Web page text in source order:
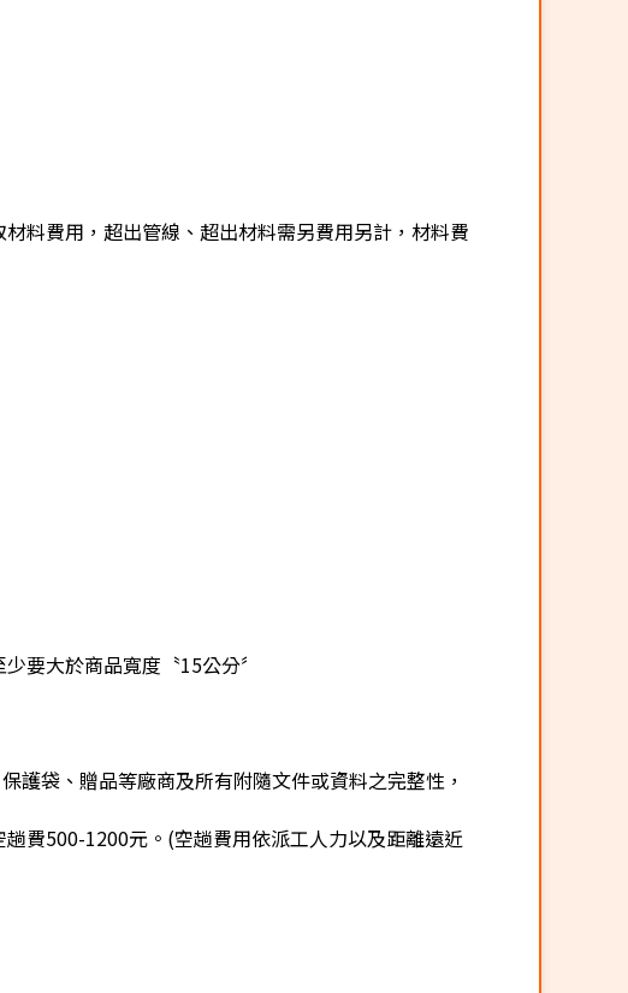
料費用，超出管線、超出材料需另費用另計，材料費
要大於商品寬度〝15公分〞
袋、贈品等廠商及所有附隨文件或資料之完整性，
費500-1200元。(空趟費用依派工人力以及距離遠近